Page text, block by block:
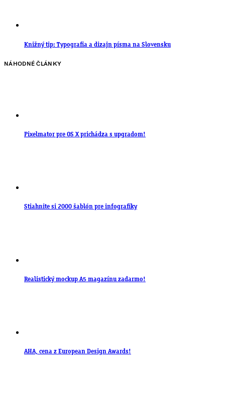
Knižný tip: Typografia a dizajn písma na Slovensku
NÁHODNÉ ČLÁNKY
Pixelmator pre OS X prichádza s upgradom!
Stiahnite si 2000 šablón pre infografiky
Realistický mockup A5 magazínu zadarmo!
AHA, cena z European Design Awards!